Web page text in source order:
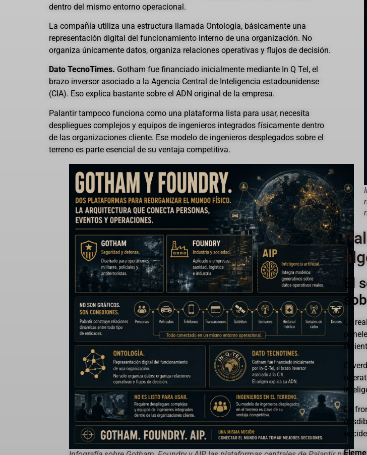
dentro del mismo entorno operacional.
La compañía utiliza una estructura llamada Ontología, básicamente una
representación digital del funcionamiento interno de una organización. No
organiza únicamente datos, organiza relaciones operativas y flujos de decisión.
Dato TecnoTimes. Gotham fue financiado inicialmente mediante In Q Tel, el
brazo inversor asociado a la Agencia Central de Inteligencia estadounidense
(CIA). Eso explica bastante sobre el ADN original de la empresa.
Palantir tampoco funciona como una plataforma lista para usar, necesita
despliegues complejos y equipos de ingenieros integrados físicamente dentro
de las organizaciones cliente. Ese modelo de ingenieros desplegados sobre el
terreno es parte esencial de su ventaja competitiva.
El
Lo
El
La